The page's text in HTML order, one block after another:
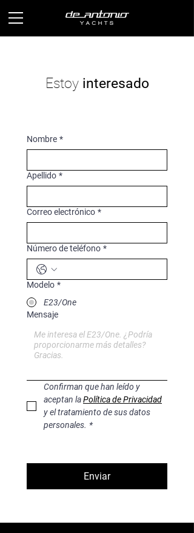
Estoy interesado
Nombre *
Apellido *
Correo electrónico *
Número de teléfono *
Modelo *
E23/One
Mensaje
Confirman que han leído y
aceptan la Política de Privacidad
y el tratamiento de sus datos
personales. *
Enviar